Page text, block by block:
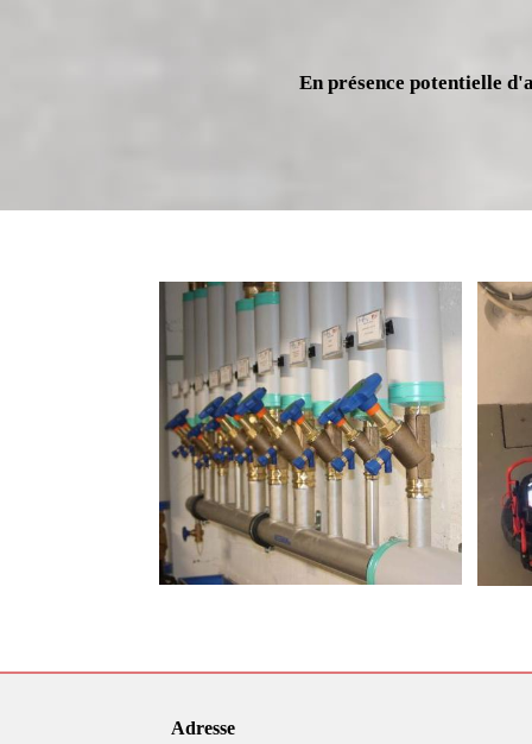
En présence potentielle
Adresse